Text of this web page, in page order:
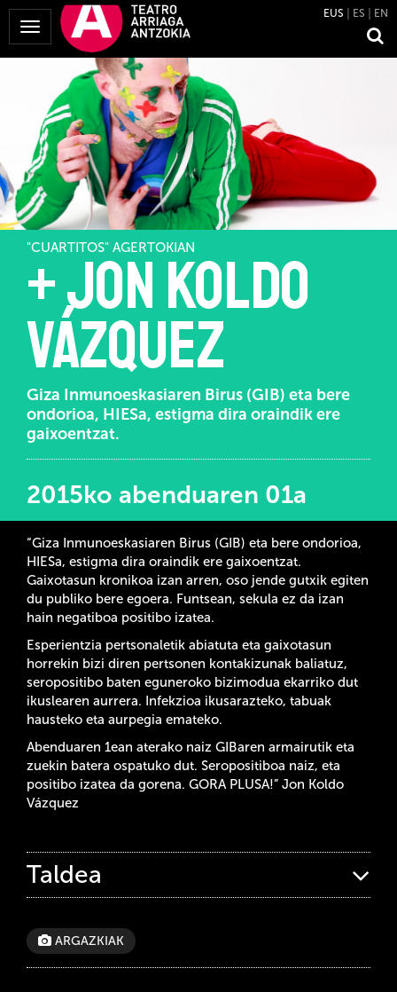
Menua
erakutsi
EUS ES EN
"CUARTITOS" AGERTOKIAN
+ Jon Koldo
Vázquez
Giza Inmunoeskasiaren Birus (GIB) eta bere
ondorioa, HIESa, estigma dira oraindik ere
gaixoentzat.
2015ko abenduaren 01a
“Giza Inmunoeskasiaren Birus (GIB) eta bere ondorioa,
HIESa, estigma dira oraindik ere gaixoentzat.
Gaixotasun kronikoa izan arren, oso jende gutxik egiten
du publiko bere egoera. Funtsean, sekula ez da izan
hain negatiboa positibo izatea.
Esperientzia pertsonaletik abiatuta eta gaixotasun
horrekin bizi diren pertsonen kontakizunak baliatuz,
seropositibo baten eguneroko bizimodua ekarriko dut
ikuslearen aurrera. Infekzioa ikusarazteko, tabuak
hausteko eta aurpegia emateko.
Abenduaren 1ean aterako naiz GIBaren armairutik eta
zuekin batera ospatuko dut. Seropositiboa naiz, eta
positibo izatea da gorena. GORA PLUSA!” Jon Koldo
Vázquez
Taldea
ARGAZKIAK